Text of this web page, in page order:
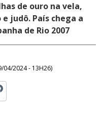
de ouro na vela,
judô. País chega a
de Rio 2007
04/2024 - 13H26)